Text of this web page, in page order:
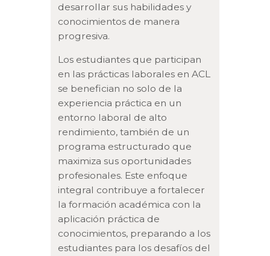
desarrollar sus habilidades y
conocimientos de manera
progresiva.
Los estudiantes que participan
en las prácticas laborales en ACL
se benefician no solo de la
experiencia práctica en un
entorno laboral de alto
rendimiento, también de un
programa estructurado que
maximiza sus oportunidades
profesionales. Este enfoque
integral contribuye a fortalecer
la formación académica con la
aplicación práctica de
conocimientos, preparando a los
estudiantes para los desafíos del